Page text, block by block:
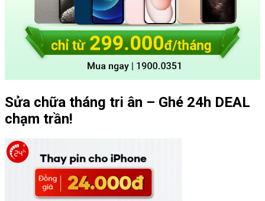
Sửa chữa tháng tri ân – Ghé 24h DEAL
chạm trần!